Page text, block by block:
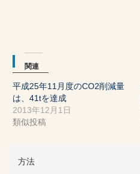
関連
平成25年11月度のCO2削減量
は、41tを達成
2013年12月1日
類似投稿
方法